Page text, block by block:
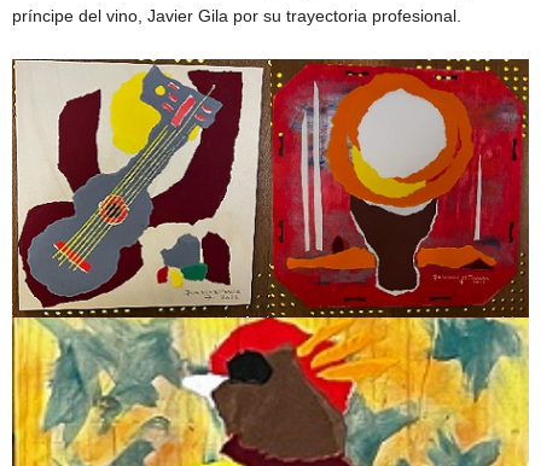
príncipe del vino, Javier Gila por su trayectoria profesional.